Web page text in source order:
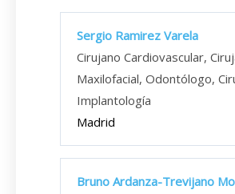
Sergio Ramirez Varela
Cirujano Cardiovascular,
Maxilofacial, Odontólogo,
Implantología
Madrid
Bruno Ardanza-Trevijano